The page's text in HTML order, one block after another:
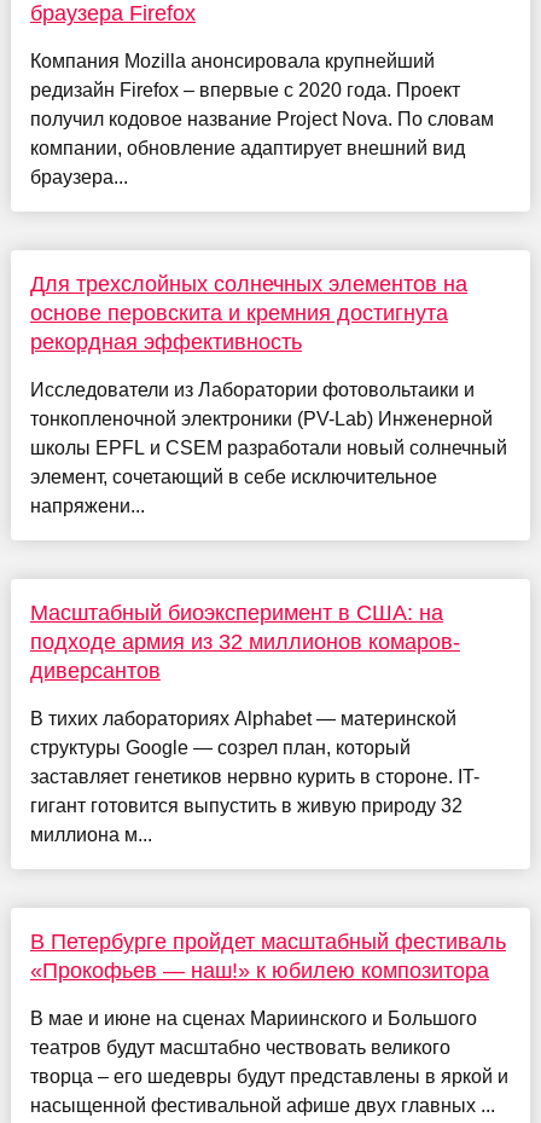
браузера Firefox
Компания Mozilla анонсировала крупнейший
редизайн Firefox – впервые с 2020 года. Проект
получил кодовое название Project Nova. По словам
компании, обновление адаптирует внешний вид
браузера...
Для трехслойных солнечных элементов на
основе перовскита и кремния достигнута
рекордная эффективность
Исследователи из Лаборатории фотовольтаики и
тонкопленочной электроники (PV-Lab) Инженерной
школы EPFL и CSEM разработали новый солнечный
элемент, сочетающий в себе исключительное
напряжени...
Масштабный биоэксперимент в США: на
подходе армия из 32 миллионов комаров-
диверсантов
В тихих лабораториях Alphabet — материнской
структуры Google — созрел план, который
заставляет генетиков нервно курить в стороне. IT-
гигант готовится выпустить в живую природу 32
миллиона м...
В Петербурге пройдет масштабный фестиваль
«Прокофьев — наш!» к юбилею композитора
В мае и июне на сценах Мариинского и Большого
театров будут масштабно чествовать великого
творца – его шедевры будут представлены в яркой и
насыщенной фестивальной афише двух главных ...